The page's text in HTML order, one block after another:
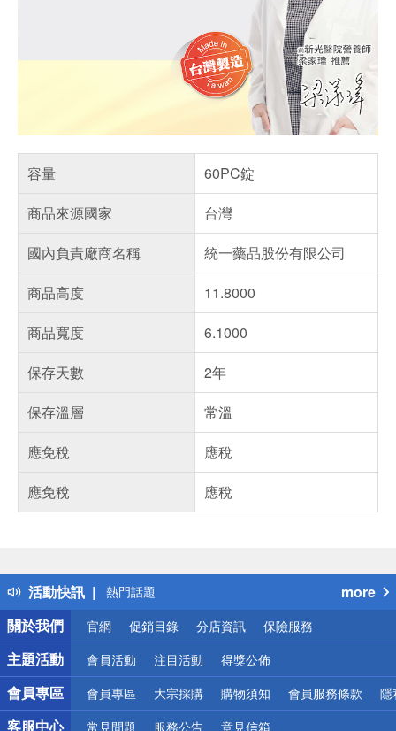
容量
60PC錠
商品來源國家
台灣
國內負責廠商名稱
統一藥品股份有限公司
商品高度
11.8000
商品寬度
6.1000
保存天數
2年
保存溫層
常溫
應免稅
應稅
應免稅
應稅
活動快訊
得獎公告
熱門話題
銀行優惠
偏遠地區配送
詐騙網頁！請小心！
more
關於我們
官網 促銷目錄 分店資訊 保險服務
主題活動 會員活動 注目活動 得獎公佈
會員專區 會員專區 大宗採購 購物須知 會員服務條款 隱
客服中心 常見問題 服務公告 意見信箱